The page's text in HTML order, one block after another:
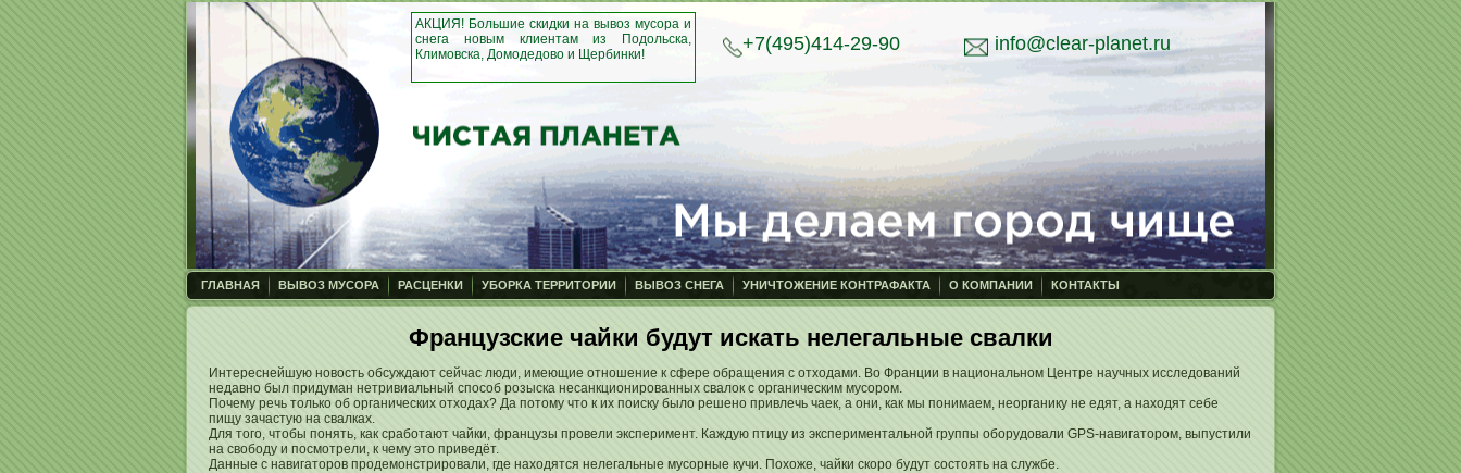
АКЦИЯ! Большие скидки на вывоз мусора и
снега новым клиентам из Подольска,
Климовска, Домодедово и Щербинки!
+7(495)414-29-90 info@clear-planet.ru
ГЛАВНАЯ ВЫВОЗ МУСОРА РАСЦЕНКИ УБОРКА ТЕРРИТОРИИ ВЫВОЗ СНЕГА УНИЧТОЖЕНИЕ КОНТРАФАКТА О КОМПАНИИ КОНТАКТЫ
Французские чайки будут искать нелегальные свалки
Интереснейшую новость обсуждают сейчас люди, имеющие отношение к сфере обращения с отходами. Во Франции в национальном Центре научных исследований
недавно был придуман нетривиальный способ розыска несанкционированных свалок с органическим мусором.
Почему речь только об органических отходах? Да потому что к их поиску было решено привлечь чаек, а они, как мы понимаем, неорганику не едят, а находят себе
пищу зачастую на свалках.
Для того, чтобы понять, как сработают чайки, французы провели эксперимент. Каждую птицу из экспериментальной группы оборудовали GPS-навигатором, выпустили
на свободу и посмотрели, к чему это приведёт.
Данные с навигаторов продемонстрировали, где находятся нелегальные мусорные кучи. Похоже, чайки скоро будут состоять на службе.